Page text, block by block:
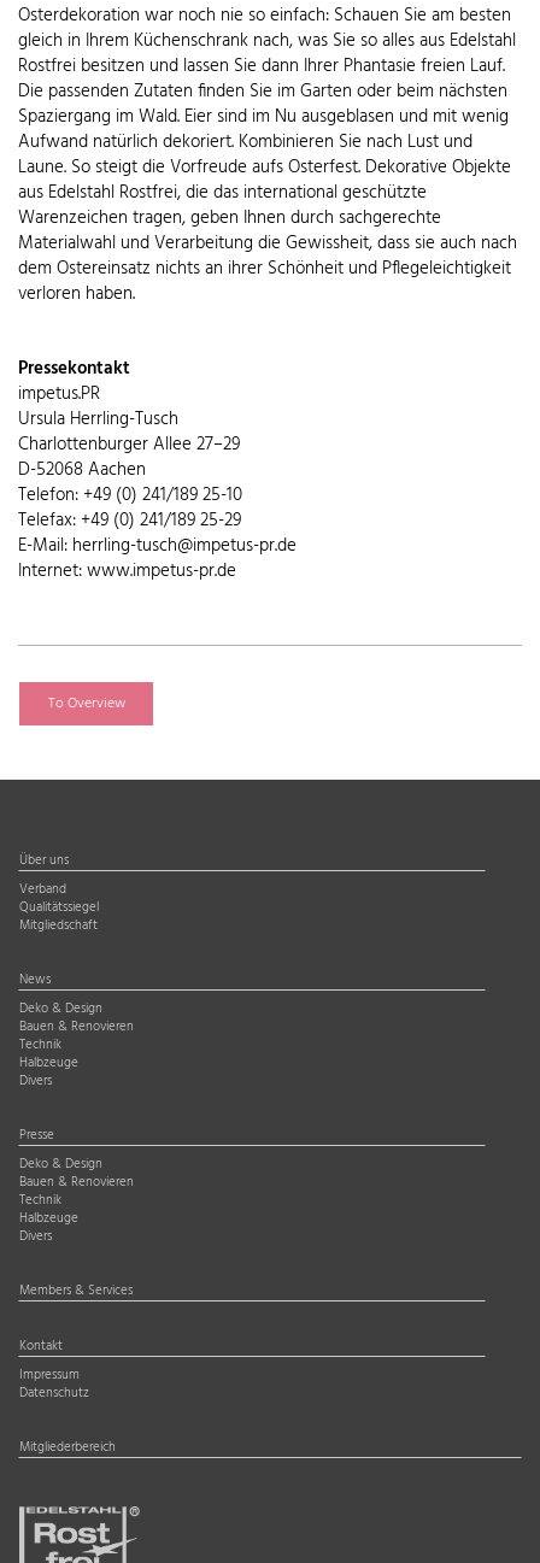
Osterdekoration war noch nie so einfach: Schauen Sie am besten
gleich in Ihrem Küchenschrank nach, was Sie so alles aus Edelstahl
Rostfrei besitzen und lassen Sie dann Ihrer Phantasie freien Lauf.
Die passenden Zutaten finden Sie im Garten oder beim nächsten
Spaziergang im Wald. Eier sind im Nu ausgeblasen und mit wenig
Aufwand natürlich dekoriert. Kombinieren Sie nach Lust und
Laune. So steigt die Vorfreude aufs Osterfest. Dekorative Objekte
aus Edelstahl Rostfrei, die das international geschützte
Warenzeichen tragen, geben Ihnen durch sachgerechte
Materialwahl und Verarbeitung die Gewissheit, dass sie auch nach
dem Ostereinsatz nichts an ihrer Schönheit und Pflegeleichtigkeit
verloren haben.
Pressekontakt
impetus.PR
Ursula Herrling-Tusch
Charlottenburger Allee 27–29
D-52068 Aachen
Telefon: +49 (0) 241/189 25-10
Telefax: +49 (0) 241/189 25-29
E-Mail: herrling-tusch@impetus-pr.de
Internet: www.impetus-pr.de
To Overview
Über uns
Verband
Qualitätssiegel
Mitgliedschaft
News
Deko & Design
Bauen & Renovieren
Technik
Halbzeuge
Divers
Presse
Deko & Design
Bauen & Renovieren
Technik
Halbzeuge
Divers
Members & Services
Kontakt
Impressum
Datenschutz
Mitgliederbereich